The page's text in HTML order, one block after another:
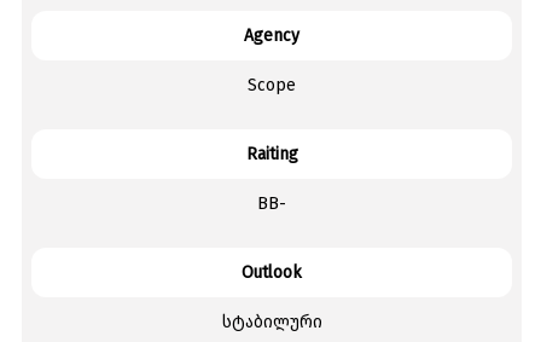
Agency
Scope
Raiting
BB-
Outlook
სტაბილური